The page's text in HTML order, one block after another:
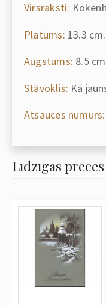
Virsraksti:
Platums: 13.3 cm.
Augstums: 8.5
Stāvoklis: Kā
Atsauces numurs:
Līdzīgas preces